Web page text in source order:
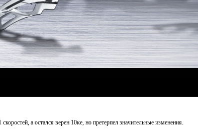
а остался верен 10ке, но претерпел значительные изменения.